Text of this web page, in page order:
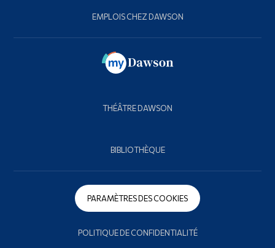
EMPLOIS CHEZ DAWSON
THÉÂTRE DAWSON
BIBLIOTHÈQUE
PARAMÈTRES DES COOKIES
POLITIQUE DE CONFIDENTIALITÉ